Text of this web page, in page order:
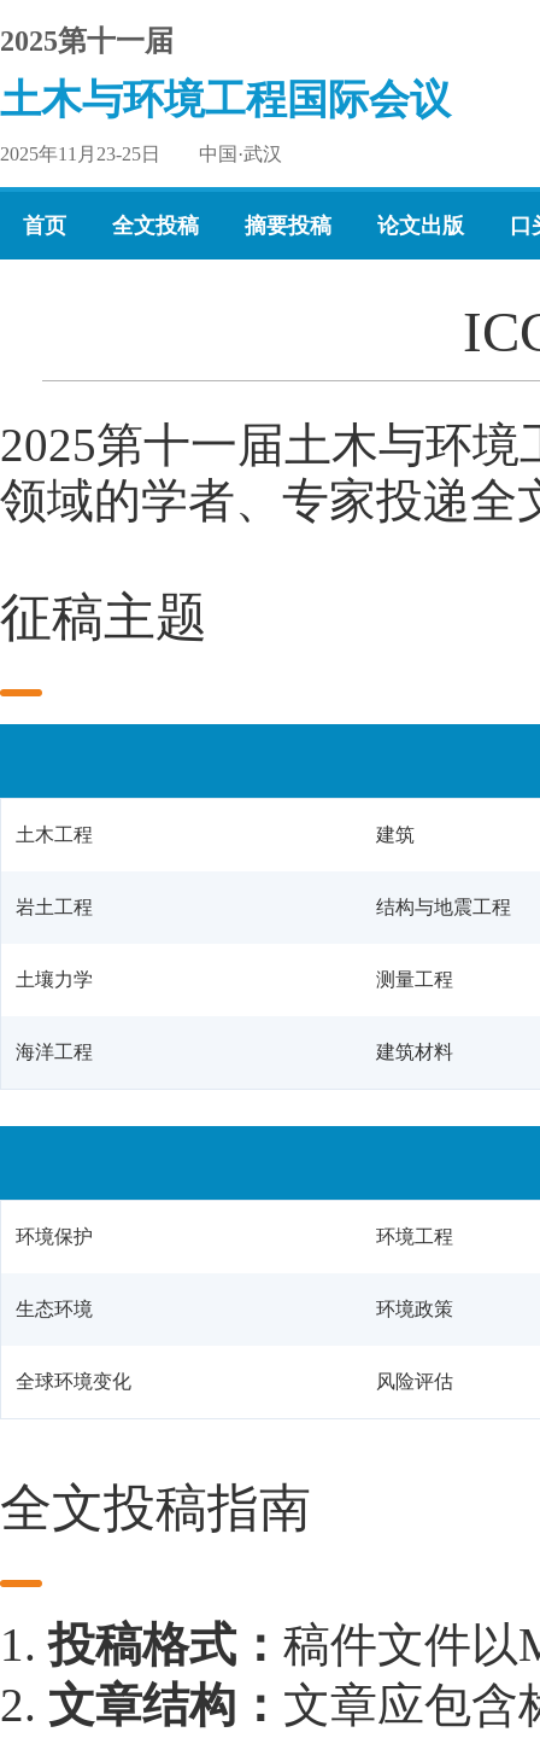
2025第十一届
土木与环境工程国际会议
2025年11月23-25日 中国·武汉
首页 全文投稿 摘要投稿 论文出版 口
2025第十一届土木与环
领域的学者、专家投递全
征稿主题
土木工程 建筑
岩土工程 结构与地震工程
土壤力学 测量工程
海洋工程 建筑材料
环境保护 环境工程
生态环境 环境政策
全球环境变化 风险评估
全文投稿指南
1.投稿格式： 稿件文件以
2. 文章结构： 文章应包含